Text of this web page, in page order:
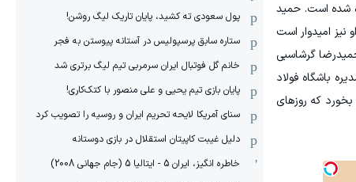
شده است. حمید
نیز امیدوار است
گرشاسبی
باشگاه فولاد
که روزهای
پول سعودی ته کشید، پایان تاریک لیگ روشن!
ستاره سابق پرسپولیس در آستانه پیوستن به فجر
خانم گل فوتبال ایران سرمربی تیم لیگ برتری شد
پایان بازی تیم یحیی و علی منصور با کتک‌کاری!
سنای آمریکا لایحه تحریم ایران و روسیه را تصویب کرد
دلیل غیبت کاپیتان استقلال در بازی دوستانه
خاطره انگیز، ایران 5 - ایتالیا 5 (جام جهانی 2008)